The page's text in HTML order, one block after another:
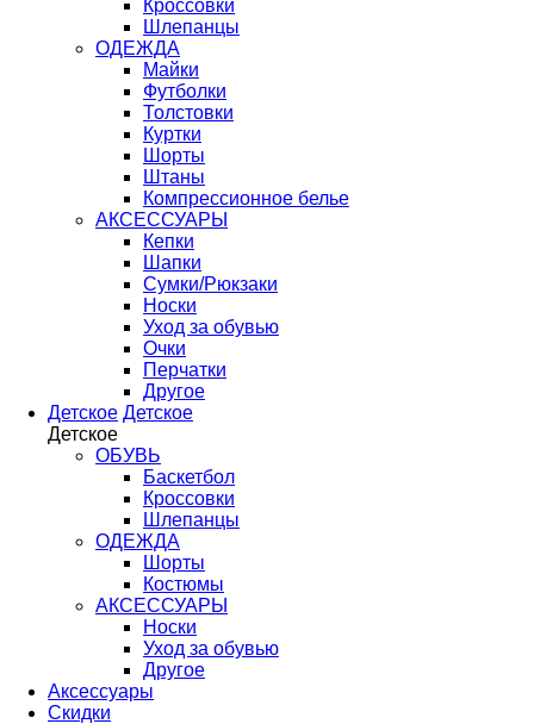
Кроссовки
Шлепанцы
ОДЕЖДА
Майки
Футболки
Толстовки
Куртки
Шорты
Штаны
Компрессионное белье
АКСЕССУАРЫ
Кепки
Шапки
Сумки/Рюкзаки
Носки
Уход за обувью
Очки
Перчатки
Другое
Детское Детское
Детское
ОБУВЬ
Баскетбол
Кроссовки
Шлепанцы
ОДЕЖДА
Шорты
Костюмы
АКСЕССУАРЫ
Носки
Уход за обувью
Другое
Аксессуары
Скидки